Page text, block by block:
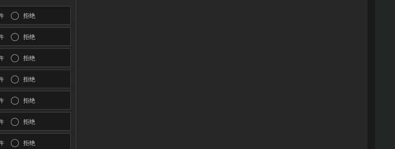
拒绝
拒绝
拒绝
拒绝
拒绝
拒绝
拒绝